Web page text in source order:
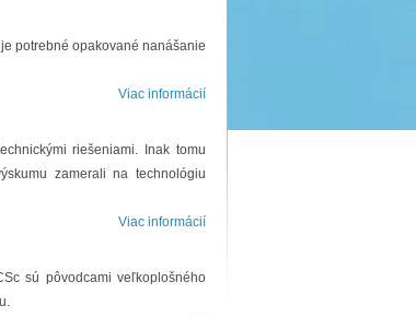
potrebné opakované nanášanie
Viac informácií
riešeniami. Inak tomu
zamerali na technológiu
Viac informácií
sú pôvodcami veľkoplošného